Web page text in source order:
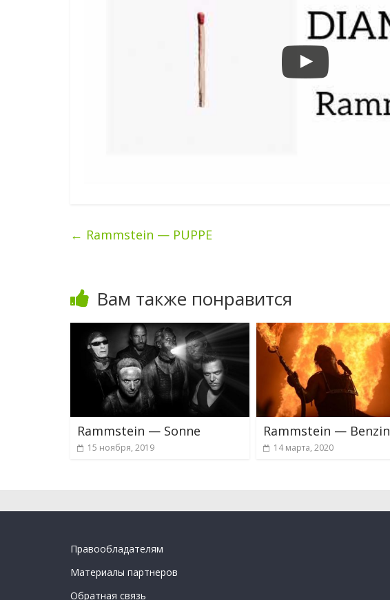
← Rammstein — PUPPE
Вам также понравится
Rammstein — Sonne
15 ноября, 2019
Rammstein — Benzin
14 марта, 2020
Правообладателям
Материалы партнеров
Обратная связь